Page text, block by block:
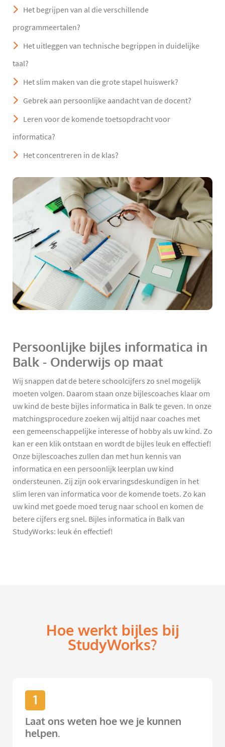
Het begrijpen van al die verschillende
programmeertalen?
Het uitleggen van technische begrippen in duidelijke
taal?
Het slim maken van die grote stapel huiswerk?
Gebrek aan persoonlijke aandacht van de docent?
Leren voor de komende toetsopdracht voor
informatica?
Het concentreren in de klas?
Persoonlijke bijles informatica in
Balk - Onderwijs op maat
Wij snappen dat de betere schoolcijfers zo snel mogelijk
moeten volgen. Daarom staan onze bijlescoaches klaar om
uw kind de beste bijles informatica in Balk te geven. In onze
matchingsprocedure zoeken wij altijd naar coaches met
een gemeenschappelijke interesse of hobby als uw kind. Zo
kan er een klik ontstaan en wordt de bijles leuk en effectief!
Onze bijlescoaches zullen dan met hun kennis van
informatica en een persoonlijk leerplan uw kind
ondersteunen. Zij zijn ook ervaringsdeskundigen in het
slim leren van informatica voor de komende toets. Zo kan
uw kind met goede moed terug naar school en komen de
betere cijfers erg snel. Bijles informatica in Balk van
StudyWorks: leuk én effectief!
Hoe werkt bijles bij
StudyWorks?
1
Laat ons weten hoe we je kunnen
helpen.